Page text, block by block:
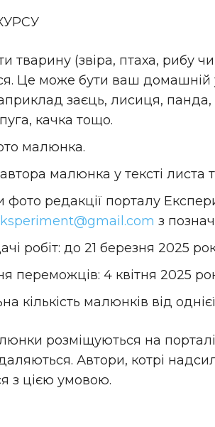
тварину (звіра, птаха, рибу
Це може бути ваш
заєць, лисиця, панда,
качка тощо.
малюнка.
малюнка у тексті листа
фото редакції порталу
з
робіт: до 21 березня 2025
переможців: 4 квітня 2025
кількість малюнків від
розміщуються на порталі
Автори, котрі
з цією умовою.